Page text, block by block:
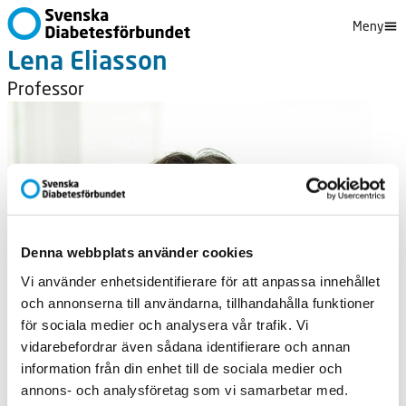
Denna webbplats använder cookies
Vi använder enhetsidentifierare för att anpassa innehållet
och annonserna till användarna, tillhandahålla funktioner
för sociala medier och analysera vår trafik. Vi
vidarebefordrar även sådana identifierare och annan
information från din enhet till de sociala medier och
annons- och analysföretag som vi samarbetar med.
Meny
Lena Eliasson
Professor